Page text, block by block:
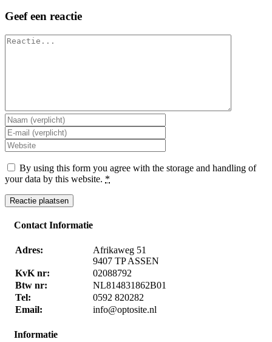
Geef een reactie
Reactie
By using this form you agree with the storage and handling of
your data by this website. *
Contact Informatie
Adres:
Afrikaweg 51
9407 TP ASSEN
KvK nr:
02088792
Btw nr:
NL814831862B01
Tel:
0592 820282
Email:
info@optosite.nl
Informatie